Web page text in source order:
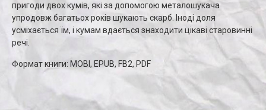
пригоди двох кумів, які за допомогою металошукача
упродовж багатьох років шукають скарб. Іноді доля
усміхається їм, і кумам вдається знаходити цікаві старовинні
речі.
Формат книги: MOBI, EPUB, FB2, PDF